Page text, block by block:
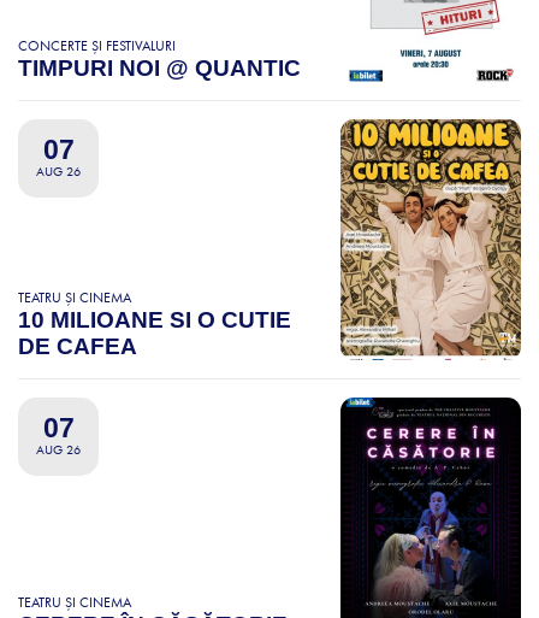
CONCERTE ȘI FESTIVALURI
TIMPURI NOI @ QUANTIC
07
AUG 26
TEATRU ȘI CINEMA
10 MILIOANE SI O CUTIE
DE CAFEA
07
AUG 26
TEATRU ȘI CINEMA